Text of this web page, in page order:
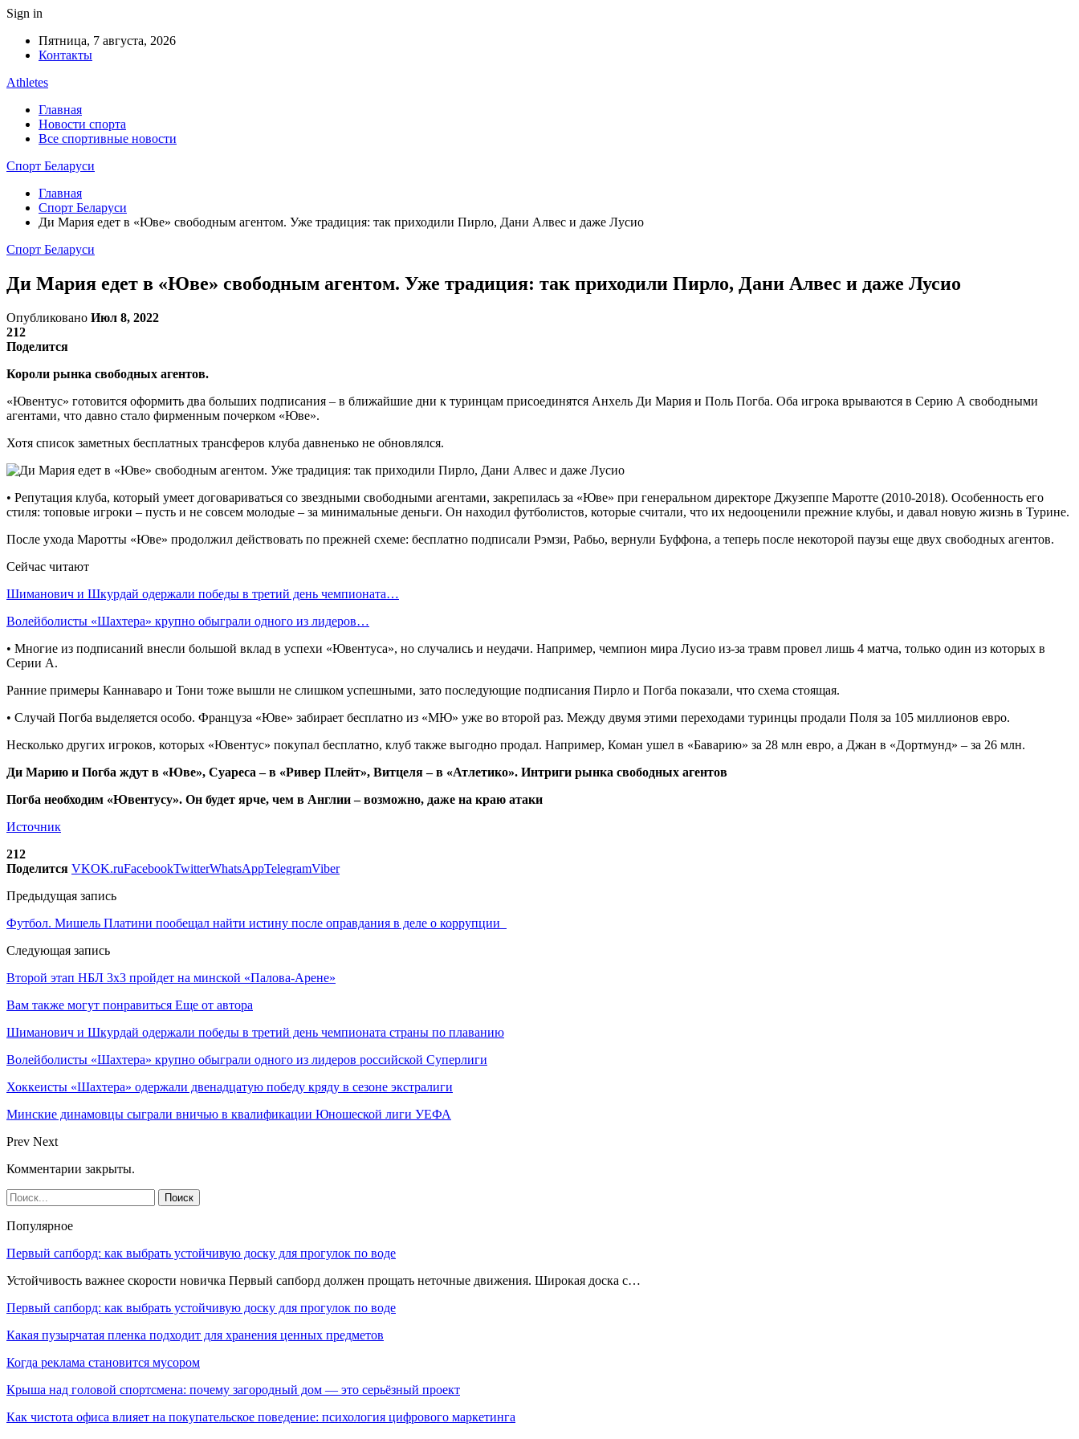
Sign in
Пятница, 7 августа, 2026
Контакты
Athletes
Главная
Новости спорта
Все спортивные новости
Спорт Беларуси
Главная
Спорт Беларуси
Ди Мария едет в «Юве» свободным агентом. Уже традиция: так приходили Пирло, Дани Алвес и даже Лусио
Спорт Беларуси
Ди Мария едет в «Юве» свободным агентом. Уже традиция: так приходили Пирло, Дани Алвес и даже Лусио
Опубликовано Июл 8, 2022
212
Поделится
Короли рынка свободных агентов.
«Ювентус» готовится оформить два больших подписания – в ближайшие дни к туринцам присоединятся Анхель Ди Мария и Поль Погба. Оба игрока врываются в Серию А свободными
агентами, что давно стало фирменным почерком «Юве».
Хотя список заметных бесплатных трансферов клуба давненько не обновлялся.
• Репутация клуба, который умеет договариваться со звездными свободными агентами, закрепилась за «Юве» при генеральном директоре Джузеппе Маротте (2010-2018). Особенность его
стиля: топовые игроки – пусть и не совсем молодые – за минимальные деньги. Он находил футболистов, которые считали, что их недооценили прежние клубы, и давал новую жизнь в Турине.
После ухода Маротты «Юве» продолжил действовать по прежней схеме: бесплатно подписали Рэмзи, Рабьо, вернули Буффона, а теперь после некоторой паузы еще двух свободных агентов.
Сейчас читают
Шиманович и Шкурдай одержали победы в третий день чемпионата…
Волейболисты «Шахтера» крупно обыграли одного из лидеров…
• Многие из подписаний внесли большой вклад в успехи «Ювентуса», но случались и неудачи. Например, чемпион мира Лусио из-за травм провел лишь 4 матча, только один из которых в
Серии А.
Ранние примеры Каннаваро и Тони тоже вышли не слишком успешными, зато последующие подписания Пирло и Погба показали, что схема стоящая.
• Случай Погба выделяется особо. Француза «Юве» забирает бесплатно из «МЮ» уже во второй раз. Между двумя этими переходами туринцы продали Поля за 105 миллионов евро.
Несколько других игроков, которых «Ювентус» покупал бесплатно, клуб также выгодно продал. Например, Коман ушел в «Баварию» за 28 млн евро, а Джан в «Дортмунд» – за 26 млн.
Ди Марию и Погба ждут в «Юве», Суареса – в «Ривер Плейт», Витцеля – в «Атлетико». Интриги рынка свободных агентов
Погба необходим «Ювентусу». Он будет ярче, чем в Англии – возможно, даже на краю атаки
Источник
212
Поделится VKOK.ruFacebookTwitterWhatsAppTelegramViber
Предыдущая запись
Футбол. Мишель Платини пообещал найти истину после оправдания в деле о коррупции
Следующая запись
Второй этап НБЛ 3х3 пройдет на минской «Палова-Арене»
Вам также могут понравиться Еще от автора
Шиманович и Шкурдай одержали победы в третий день чемпионата страны по плаванию
Волейболисты «Шахтера» крупно обыграли одного из лидеров российской Суперлиги
Хоккеисты «Шахтера» одержали двенадцатую победу кряду в сезоне экстралиги
Минские динамовцы сыграли вничью в квалификации Юношеской лиги УЕФА
Prev Next
Комментарии закрыты.
Популярное
Первый сапборд: как выбрать устойчивую доску для прогулок по воде
Устойчивость важнее скорости новичка Первый сапборд должен прощать неточные движения. Широкая доска с…
Первый сапборд: как выбрать устойчивую доску для прогулок по воде
Какая пузырчатая пленка подходит для хранения ценных предметов
Когда реклама становится мусором
Крыша над головой спортсмена: почему загородный дом — это серьёзный проект
Как чистота офиса влияет на покупательское поведение: психология цифрового маркетинга